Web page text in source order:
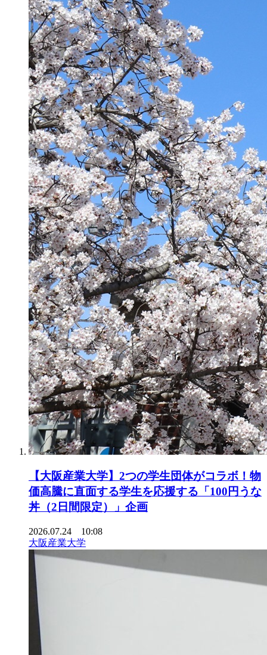
【大阪産業大学】2つの学生団体がコラボ！物
価高騰に直面する学生を応援する「100円うな
丼（2日間限定）」企画
2026.07.24 10:08
大阪産業大学